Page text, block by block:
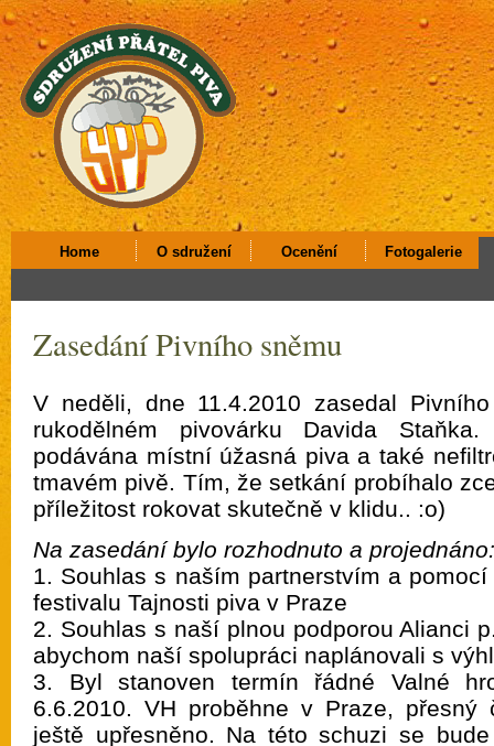
Home O sdružení Ocenění Fotogalerie
Zasedání Pivního sněmu
V neděli, dne 11.4.2010 zasedal
rukodělném pivovárku Davida
podávána místní úžasná piva a také
tmavém pivě. Tím, že setkání probíhalo
příležitost rokovat skutečně v klidu.. :o)
Na zasedání bylo rozhodnuto a projednáno:
1. Souhlas s naším partnerstvím a
festivalu Tajnosti piva v Praze
2. Souhlas s naší plnou podporou Alianci
abychom naší spolupráci naplánovali s
3. Byl stanoven termín řádné Valné
6.6.2010. VH proběhne v Praze,
ještě upřesněno. Na této schuzi se